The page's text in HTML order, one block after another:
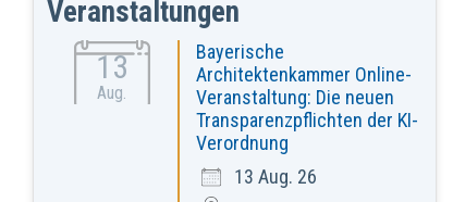
Veranstaltungen
13
Aug.
Bayerische
Architektenkammer Online-
Veranstaltung: Die neuen
Transparenzpflichten der KI-
Verordnung
13 Aug. 26